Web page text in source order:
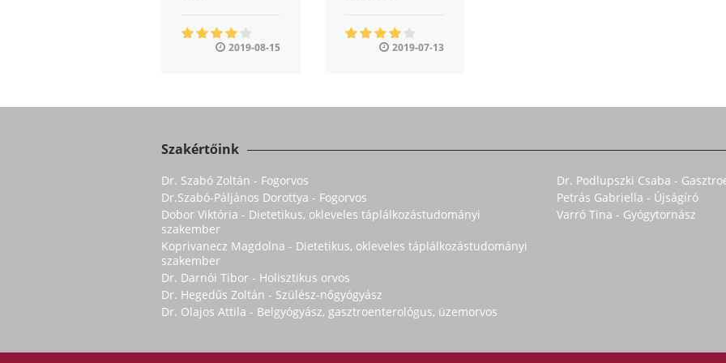
2019-08-15 2019-07-13
Szakértőink
Dr. Szabó Zoltán - Fogorvos
Dr.Szabó-Páljános Dorottya - Fogorvos
Dobor Viktória - Dietetikus, okleveles táplálkozástudományi
szakember
Koprivanecz Magdolna - Dietetikus, okleveles táplálkozástudományi
szakember
Dr. Darnói Tibor - Holisztikus orvos
Dr. Hegedűs Zoltán - Szülész-nőgyógyász
Dr. Olajos Attila - Belgyógyász, gasztroenterológus, üzemorvos
Dr. Podlupszki Csaba -
Petrás Gabriella - Újságíró
Varró Tina - Gyógytornász